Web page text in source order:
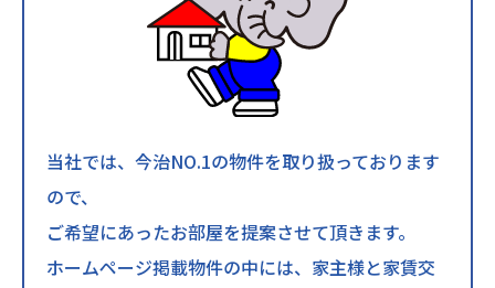
当社では、今治NO.1の物件を取り扱っております
ので、
ご希望にあったお部屋を提案させて頂きます。
ホームページ掲載物件の中には、家主様と家賃交